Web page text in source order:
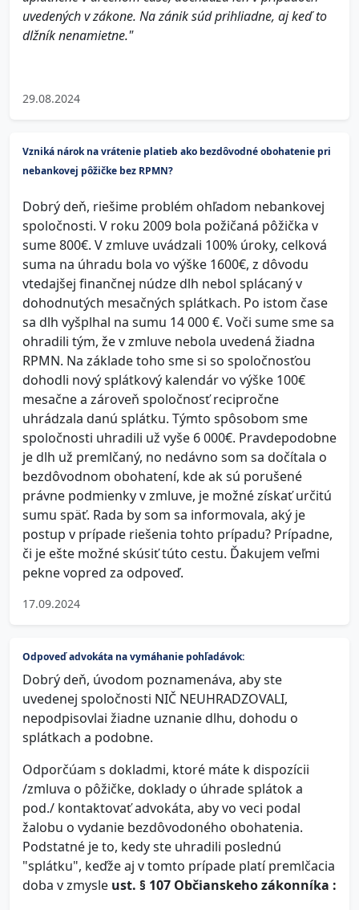
uvedených v zákone. Na zánik súd prihliadne, aj keď to
dlžník nenamietne."
29.08.2024
Vzniká nárok na vrátenie platieb ako bezdôvodné obohatenie pri
nebankovej pôžičke bez RPMN?
Dobrý deň, riešime problém ohľadom nebankovej
spoločnosti. V roku 2009 bola požičaná pôžička v
sume 800€. V zmluve uvádzali 100% úroky, celková
suma na úhradu bola vo výške 1600€, z dôvodu
vtedajšej finančnej núdze dlh nebol splácaný v
dohodnutých mesačných splátkach. Po istom čase
sa dlh vyšplhal na sumu 14 000 €. Voči sume sme sa
ohradili tým, že v zmluve nebola uvedená žiadna
RPMN. Na základe toho sme si so spoločnosťou
dohodli nový splátkový kalendár vo výške 100€
mesačne a zároveň spoločnosť recipročne
uhrádzala danú splátku. Týmto spôsobom sme
spoločnosti uhradili už vyše 6 000€. Pravdepodobne
je dlh už premlčaný, no nedávno som sa dočítala o
bezdôvodnom obohatení, kde ak sú porušené
právne podmienky v zmluve, je možné získať určitú
sumu späť. Rada by som sa informovala, aký je
postup v prípade riešenia tohto prípadu? Prípadne,
či je ešte možné skúsiť túto cestu. Ďakujem veľmi
pekne vopred za odpoveď.
17.09.2024
Odpoveď advokáta na vymáhanie pohľadávok:
Dobrý deň, úvodom poznamenáva, aby ste
uvedenej spoločnosti NIČ NEUHRADZOVALI,
nepodpisovlai žiadne uznanie dlhu, dohodu o
splátkach a podobne.
Odporčúam s dokladmi, ktoré máte k dispozícii
/zmluva o pôžičke, doklady o úhrade splátok a
pod./ kontaktovať advokáta, aby vo veci podal
žalobu o vydanie bezdôvodoného obohatenia.
Podstatné je to, kedy ste uhradili poslednú
"splátku", keďže aj v tomto prípade platí premlčacia
doba v zmysle ust. § 107 Občianskeho zákonníka :